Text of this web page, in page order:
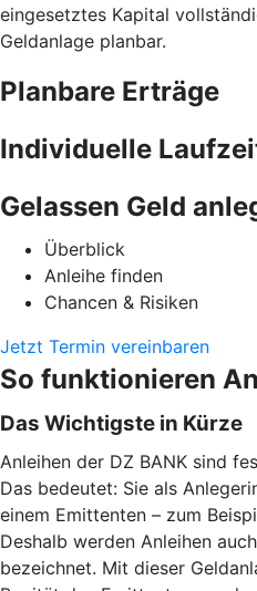
eingesetztes Kapital
Geldanlage planbar.
Planbare Erträge
Individuelle
Gelassen Geld
Überblick
Anleihe finden
Chancen & Risiken
Jetzt Termin vereinbaren
So funktionieren
Das Wichtigste in Kürze
Anleihen der DZ BANK sind
Das bedeutet: Sie als
einem Emittenten – zum
Deshalb werden Anleihen
bezeichnet. Mit dieser